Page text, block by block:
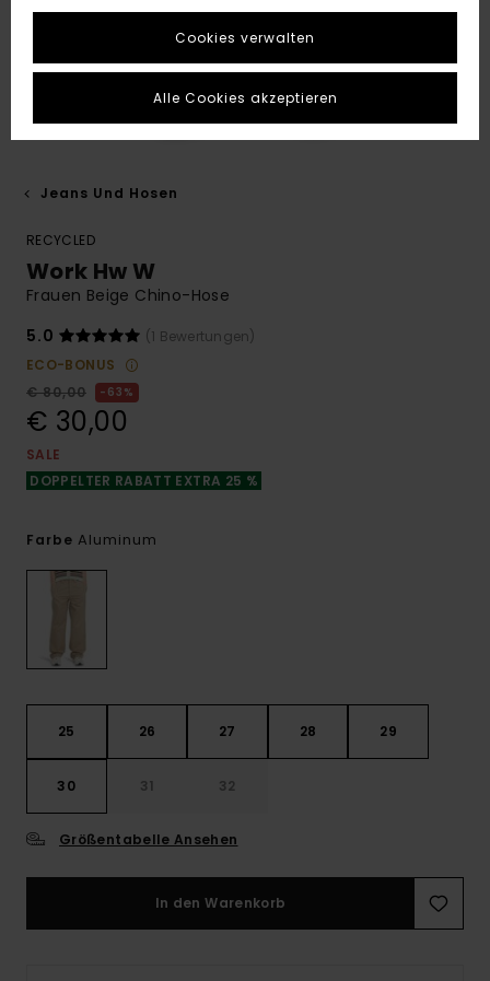
Jeans Und Hosen
RECYCLED
Work Hw W
Frauen Beige Chino-Hose
5.0
(1 Bewertungen)
ECO-BONUS
€ 80,00
63%
€ 30,00
SALE
DOPPELTER RABATT EXTRA 25 %
Farbe Aluminum
25 26 27 28 29
30 31 32
Größentabelle Ansehen
In den Warenkorb
Cookies verwalten
Alle Cookies akzeptieren